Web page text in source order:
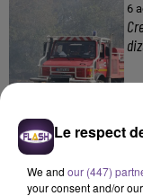
6
6
Le respect
We and our (447)
your consent and/or